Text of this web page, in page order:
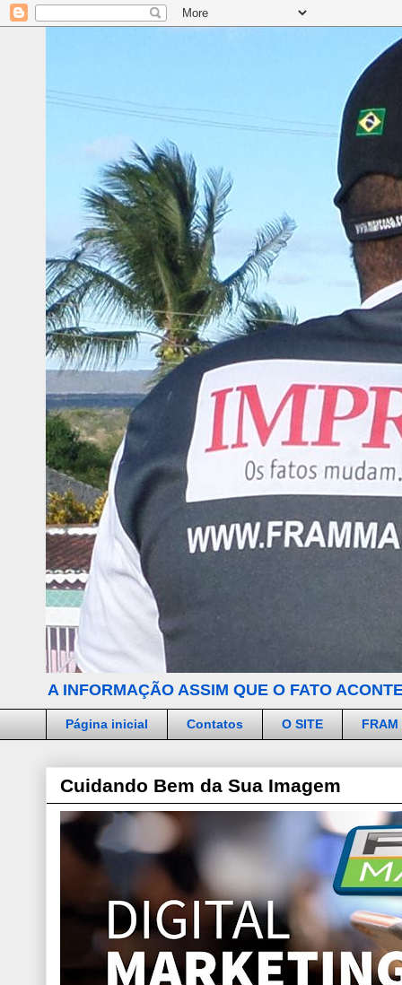
A INFORMAÇÃO ASSIM QUE O FATO
Página inicial Contatos O SITE FRAM
Cuidando Bem da Sua Imagem